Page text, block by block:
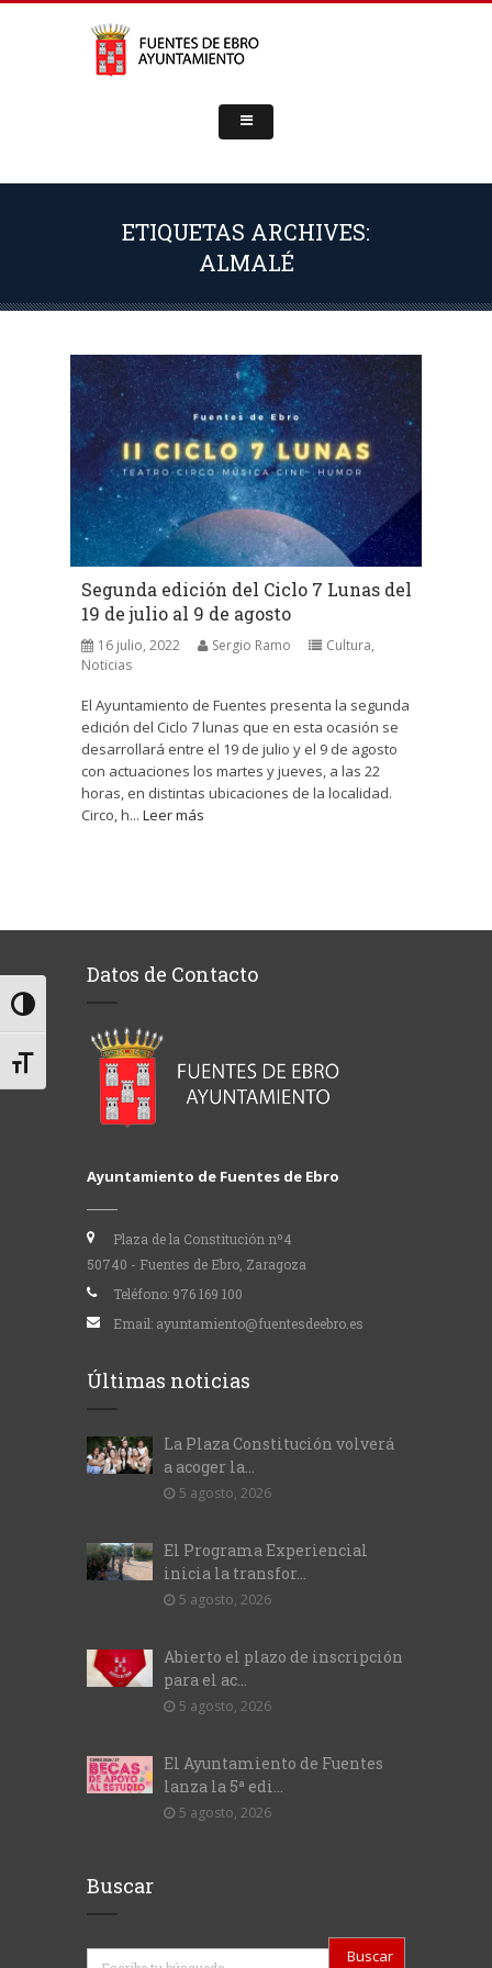
Alternar alto contraste
Alternar tamaño de letra
ETIQUETAS ARCHIVES:
ALMALÉ
Segunda edición del Ciclo 7 Lunas del
19 de julio al 9 de agosto
16 julio, 2022 Sergio Ramo Cultura,
Noticias
El Ayuntamiento de Fuentes presenta la segunda
edición del Ciclo 7 lunas que en esta ocasión se
desarrollará entre el 19 de julio y el 9 de agosto
con actuaciones los martes y jueves, a las 22
horas, en distintas ubicaciones de la localidad.
Circo, h... Leer más
Datos de Contacto
Ayuntamiento de Fuentes de Ebro
Plaza de la Constitución nº4
50740 - Fuentes de Ebro, Zaragoza
Teléfono: 976 169 100
Email: ayuntamiento@fuentesdeebro.es
Últimas noticias
La Plaza Constitución volverá
a acoger la...
5 agosto, 2026
El Programa Experiencial
inicia la transfor...
5 agosto, 2026
Abierto el plazo de inscripción
para el ac...
5 agosto, 2026
El Ayuntamiento de Fuentes
lanza la 5ª edi...
5 agosto, 2026
Buscar
Buscar